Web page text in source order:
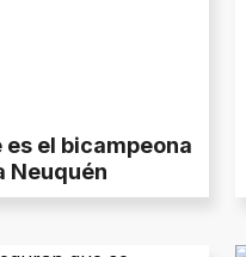
es el bicampeona
Neuquén